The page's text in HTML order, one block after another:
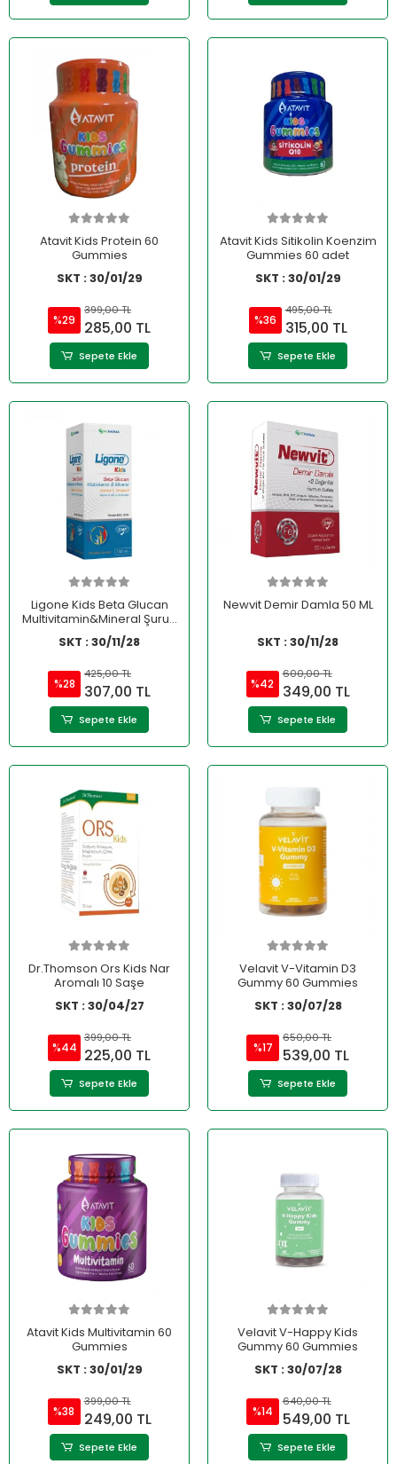
Atavit Kids Protein 60
Gummies
SKT : 30/01/29
%29
399,00 TL
285,00 TL
Sepete Ekle
Atavit Kids Sitikolin Koenzim
Gummies 60 adet
SKT : 30/01/29
%36
495,00 TL
315,00 TL
Sepete Ekle
Ligone Kids Beta Glucan
Multivitamin&Mineral Şurup
150 ml
SKT : 30/11/28
%28
425,00 TL
307,00 TL
Sepete Ekle
Newvit Demir Damla 50 ML
SKT : 30/11/28
%42
600,00 TL
349,00 TL
Sepete Ekle
Dr.Thomson Ors Kids Nar
Aromalı 10 Saşe
SKT : 30/04/27
%44
399,00 TL
225,00 TL
Sepete Ekle
Velavit V-Vitamin D3
Gummy 60 Gummies
SKT : 30/07/28
%17
650,00 TL
539,00 TL
Sepete Ekle
Atavit Kids Multivitamin 60
Gummies
SKT : 30/01/29
%38
399,00 TL
249,00 TL
Sepete Ekle
Velavit V-Happy Kids
Gummy 60 Gummies
SKT : 30/07/28
%14
640,00 TL
549,00 TL
Sepete Ekle